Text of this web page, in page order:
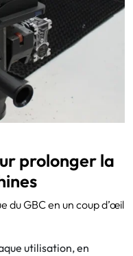
prolonger la
du GBC en un coup d’œil
utilisation, en